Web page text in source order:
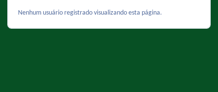
Nenhum usuário registrado visualizando esta página.